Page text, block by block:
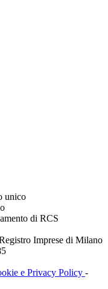
unico
di RCS
Imprese di Milano
e Privacy Policy -